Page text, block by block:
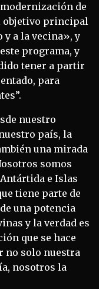
de
objetivo principal
y a la vecina», y
programa, y
tener a partir
para
nuestro
país, la
una mirada
somos
e Islas
tiene parte de
una potencia
y la verdad es
que se hace
no solo nuestra
nosotros la